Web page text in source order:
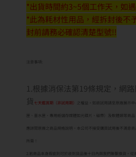
*出貨時間約3~5個工作天，如
*此為耗材性用品，經拆封後不
封前請務必確認清楚型號!!
注意事項:
1.根據消保法第19條規定，網
貨 七天鑑賞期（非試用期） 之權益。如欲試用請至原廠展示
匣、墨水匣、專用紙儲存媒體如光碟片、磁帶）及軟體類等商
應詳閱原廠之商品規格說明，本公司不接受購買試用後不滿意
所需！
2.若商品本身瑕疵則可於收到貨品後十日內與我們聯繫換貨。